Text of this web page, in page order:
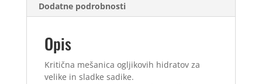
Dodatne podrobnosti
Opis
Kritična mešanica ogljikovih hidratov za
velike in sladke sadike.